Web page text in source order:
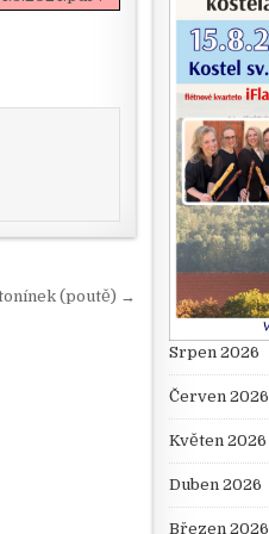
(poutě) →
Srpen 2026
Červen 2026
Květen 2026
Duben 2026
Březen 2026